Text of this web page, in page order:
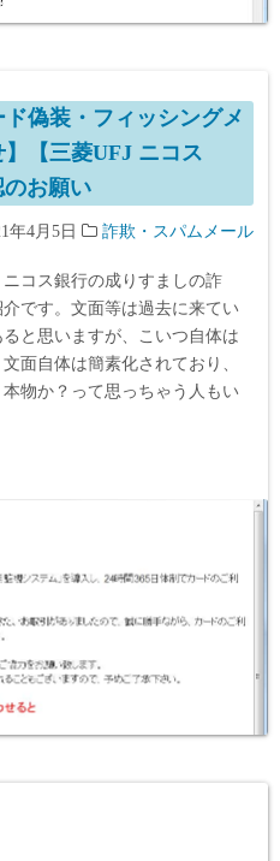
ド偽装・フィッシングメ
】【三菱UFJ ニコス
お願い
年4月5日 詐欺・スパムメール
コス銀行の成りすましの詐
です。文面等は過去に来てい
と思いますが、こいつ自体は
面自体は簡素化されており、
物か？って思っちゃう人もい